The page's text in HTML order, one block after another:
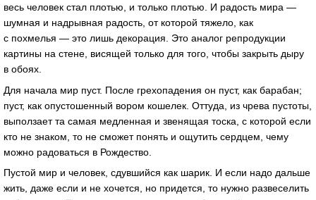
весь человек стал плотью, и только плотью. И радость мира —
шумная и надрывная радость, от которой тяжело, как
с похмелья — это лишь декорация. Это аналог репродукции
картины на стене, висящей только для того, чтобы закрыть дыру
в обоях.
Для начала мир пуст. После грехопадения он пуст, как барабан;
пуст, как опустошенный вором кошелек. Оттуда, из чрева пустоты,
выползает та самая медленная и звенящая тоска, с которой если
кто не знаком, то не сможет понять и ощутить сердцем, чему
можно радоваться в Рождество.
Пустой мир и человек, сдувшийся как шарик. И если надо дальше
жить, даже если и не хочется, но придется, то нужно развеселить